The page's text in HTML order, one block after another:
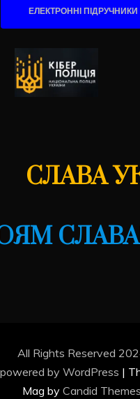
ЕЛЕКТРОННІ ПІДРУЧНИКИ
СЛАВА
All Rights Reserved
by WordPress |
Mag by Candid Themes